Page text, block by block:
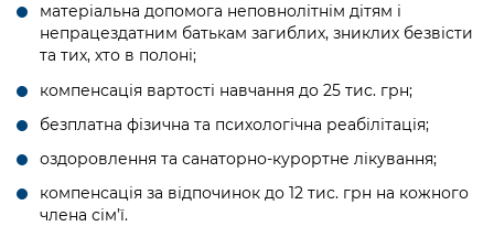
матеріальна допомога неповнолітнім дітям і
непрацездатним батькам загиблих, зниклих безвісти
та тих, хто в полоні;
компенсація вартості навчання до 25 тис. грн;
безплатна фізична та психологічна реабілітація;
оздоровлення та санаторно-курортне лікування;
компенсація за відпочинок до 12 тис. грн на кожного
члена сім’ї.